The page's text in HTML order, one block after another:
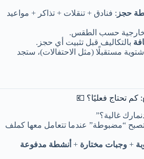
حجز : فنادق + تنقلات + تذاكر + مواعيد
خارجية حسب الطقس.
بالتكاليف قبل تثبيت أي حجز.
مستقبلًا (مثل الاحتفالات)، ستجد
كم تحتاج فعليًا؟ 💶
غالية؟”
تصبح “مضبوطة” عندما تتعامل معها كملف
+ وجبات مختارة + أنشطة مدفوعة